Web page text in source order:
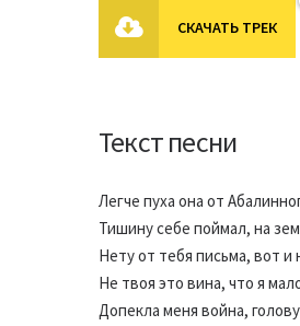
СКАЧАТЬ ТРЕК
Текст песни
Легче пуха она от
Тишину себе поймал, на
Нету от тебя письма, вот и
Не твоя это вина, что я
Допекла меня война,